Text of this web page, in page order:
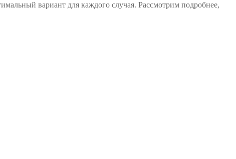
вариант для каждого случая. Рассмотрим подробнее,